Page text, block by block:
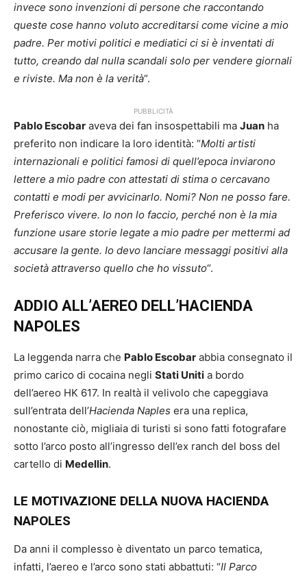
invece sono invenzioni di persone che raccontando
queste cose hanno voluto accreditarsi come vicine a mio
padre. Per motivi politici e mediatici ci si è inventati di
tutto, creando dal nulla scandali solo per vendere giornali
e riviste. Ma non è la verità“.
PUBBLICITÀ
Pablo Escobar aveva dei fan insospettabili ma Juan ha
preferito non indicare la loro identità: “Molti artisti
internazionali e politici famosi di quell’epoca inviarono
lettere a mio padre con attestati di stima o cercavano
contatti e modi per avvicinarlo. Nomi? Non ne posso fare.
Preferisco vivere. Io non lo faccio, perché non è la mia
funzione usare storie legate a mio padre per mettermi ad
accusare la gente. Io devo lanciare messaggi positivi alla
società attraverso quello che ho vissuto“.
ADDIO ALL’AEREO DELL’HACIENDA
NAPOLES
La leggenda narra che Pablo Escobar abbia consegnato il
primo carico di cocaina negli Stati Uniti a bordo
dell’aereo HK 617. In realtà il velivolo che capeggiava
sull’entrata dell’Hacienda Naples era una replica,
nonostante ciò, migliaia di turisti si sono fatti fotografare
sotto l’arco posto all’ingresso dell’ex ranch del boss del
cartello di Medellin.
LE MOTIVAZIONE DELLA NUOVA HACIENDA
NAPOLES
Da anni il complesso è diventato un parco tematica,
infatti, l’aereo e l’arco sono stati abbattuti: “Il Parco